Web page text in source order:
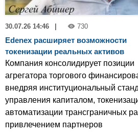
30.07.26 14:46 | 730
Edenex расширяет возможности
токенизации реальных активов
Компания консолидирует позиции
агрегатора торгового
внедряя институциональный
управления капиталом,
автоматизации трансграничных
привлечением партнеров